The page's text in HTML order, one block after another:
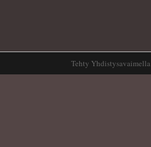
Tehty Yhdistysavaimella